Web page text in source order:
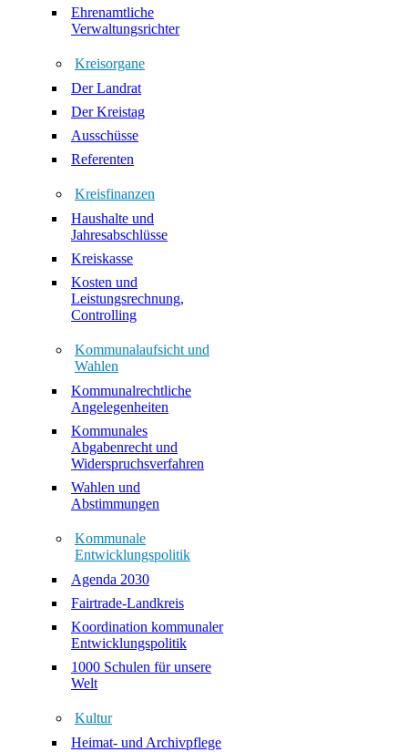
Ehrenamtliche
Verwaltungsrichter
Kreisorgane
Der Landrat
Der Kreistag
Ausschüsse
Referenten
Kreisfinanzen
Haushalte und
Jahresabschlüsse
Kreiskasse
Kosten und
Leistungsrechnung,
Controlling
Kommunalaufsicht und
Wahlen
Kommunalrechtliche
Angelegenheiten
Kommunales
Abgabenrecht und
Widerspruchsverfahren
Wahlen und
Abstimmungen
Kommunale
Entwicklungspolitik
Agenda 2030
Fairtrade-Landkreis
Koordination kommunaler
Entwicklungspolitik
1000 Schulen für unsere
Welt
Kultur
Heimat- und Archivpflege